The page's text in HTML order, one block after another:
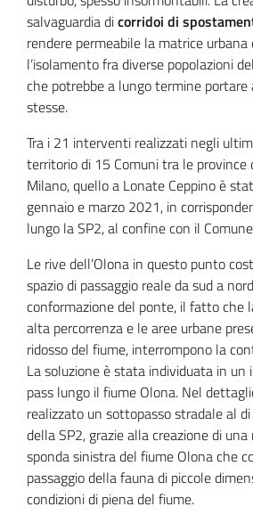
salvaguardia dicorridoi di
rendere permeabile la matrice
l’isolamento fra diverse popolazioni
che potrebbe a lungo termine portare
stesse.
Tra i 21 interventi realizzati negli
territorio di 15 Comuni tra le province
Milano, quello a Lonate Ceppino è
gennaio e marzo 2021, in
lungo la SP2, al confine con il
Le rive dell’Olona in questo punto
spazio di passaggio reale da sud a
conformazione del ponte, il fatto che
alta percorrenza e le aree urbane
ridosso del fiume, interrompono la
La soluzione è stata individuata in
pass lungo il fiume Olona. Nel
realizzato un sottopasso stradale al
della SP2, grazie alla creazione di
sponda sinistra del fiume Olona che
passaggio della fauna di piccole
condizioni di piena del fiume.